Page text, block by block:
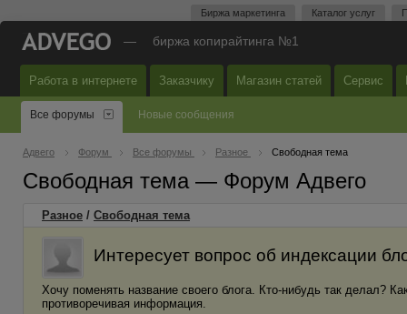
Биржа маркетинга Каталог услуг
— биржа копирайтинга №1
Работа в интернете Заказчику Магазин статей Сервис
Все форумы Новые сообщения
Адвего Форум Все форумы Разное Свободная тема
Свободная тема — Форум Адвего
Разное / Свободная тема
Интересует вопрос об индексации
Хочу поменять название своего блога. Кто-нибудь так делал?
противоречивая информация.